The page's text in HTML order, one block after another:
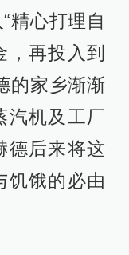
精心打理自
再投入到
的家乡渐渐
汽机及工厂
德后来将这
饥饿的必由